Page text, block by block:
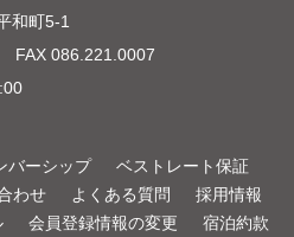
和町5-1
FAX 086.221.0007
バーシップ
ベストレート保証
わせ よくある質問
採用情報
会員登録情報の変更
宿泊約款